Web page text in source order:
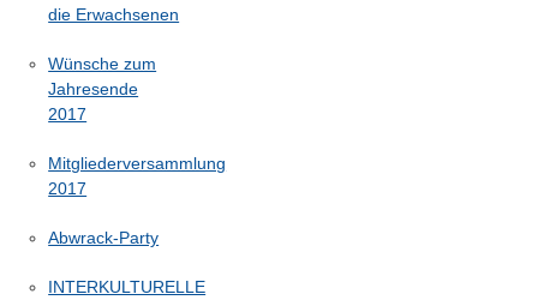
die Erwachsenen
Wünsche zum
Jahresende
2017
Mitgliederversammlung
2017
Abwrack-Party
INTERKULTURELLE